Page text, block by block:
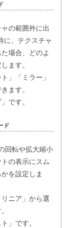
の範囲外に出
に、テクスチャ
場合、どのよ
ます。
」「ミラー」
ます。
です。
ド
回転や拡大縮小
の表示にスム
を設定しま
リニア」から選
」です。